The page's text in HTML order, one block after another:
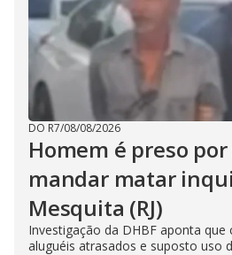
DO R7/08/08/2026
Homem é preso
mandar matar
Mesquita (RJ)
Investigação da DHBF aponta
aluguéis atrasados e suposto uso